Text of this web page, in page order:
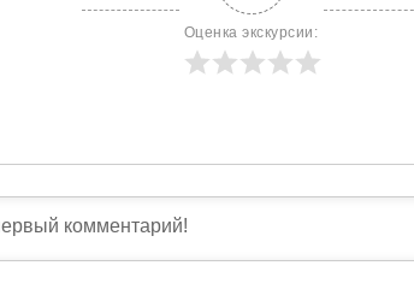
Оценка экскурсии: